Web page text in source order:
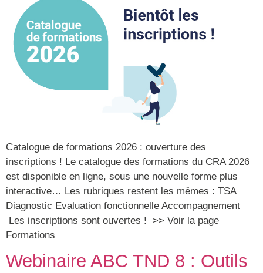
Catalogue de formations 2026 : ouverture des
inscriptions ! Le catalogue des formations du CRA 2026
est disponible en ligne, sous une nouvelle forme plus
interactive… Les rubriques restent les mêmes : TSA
Diagnostic Evaluation fonctionnelle Accompagnement
Les inscriptions sont ouvertes ! >> Voir la page
Formations
Webinaire ABC TND 8 : Outils